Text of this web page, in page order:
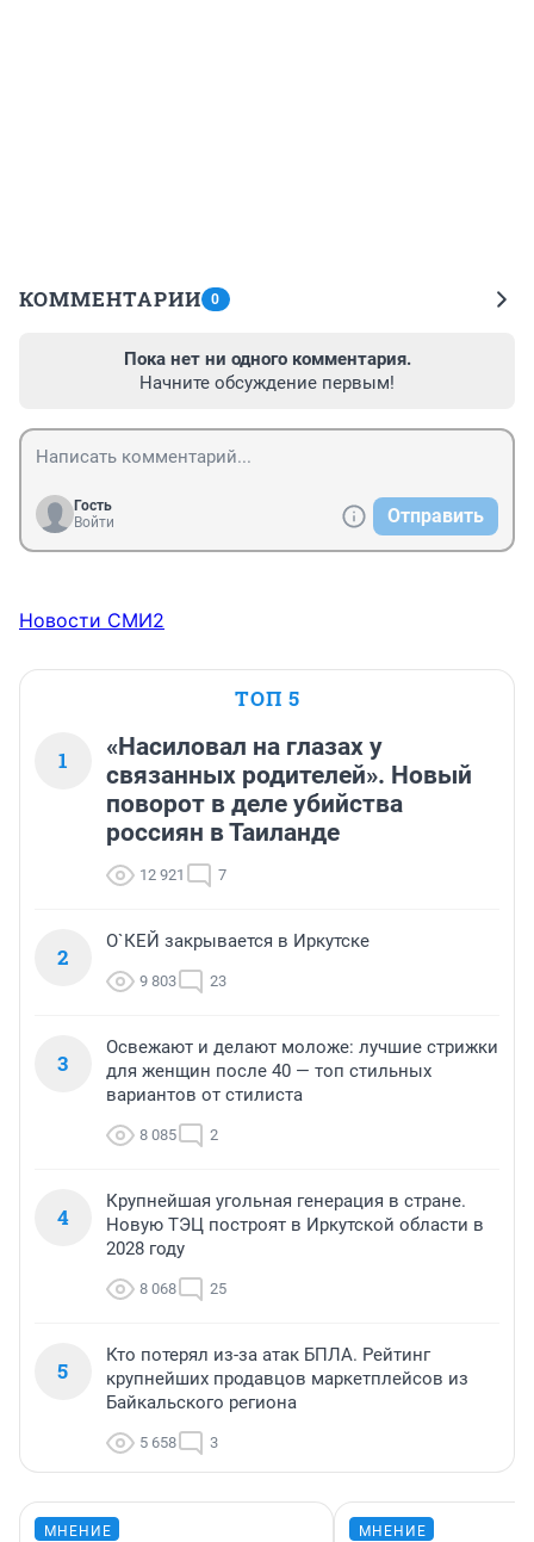
КОММЕНТАРИИ 0
Пока нет ни одного комментария.
Начните обсуждение первым!
Гость
Войти
Отправить
Новости СМИ2
ТОП 5
1
«Насиловал на глазах у
связанных родителей». Новый
поворот в деле убийства
россиян в Таиланде
12 921 7
2
О`КЕЙ закрывается в Иркутске
9 803 23
3
Освежают и делают моложе: лучшие стрижки
для женщин после 40 — топ стильных
вариантов от стилиста
8 085 2
4
Крупнейшая угольная генерация в стране.
Новую ТЭЦ построят в Иркутской области в
2028 году
8 068 25
5
Кто потерял из-за атак БПЛА. Рейтинг
крупнейших продавцов маркетплейсов из
Байкальского региона
5 658 3
МНЕНИЕ МНЕНИЕ